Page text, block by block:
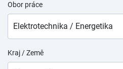
Obor práce
Elektrotechnika / Energetika
Kraj / Země